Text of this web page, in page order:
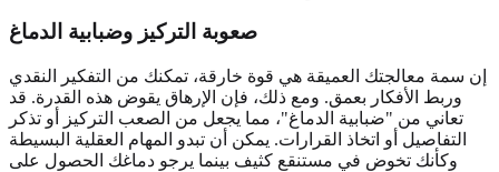
صعوبة التركيز وضبابية الدماغ
إن سمة معالجتك العميقة هي قوة خارقة، تمكنك من التفكير النقدي
وربط الأفكار بعمق. ومع ذلك، فإن الإرهاق يقوض هذه القدرة. قد
تعاني من "ضبابية الدماغ"، مما يجعل من الصعب التركيز أو تذكر
التفاصيل أو اتخاذ القرارات. يمكن أن تبدو المهام العقلية البسيطة
وكأنك تخوض في مستنقع كثيف بينما يرجو دماغك الحصول على